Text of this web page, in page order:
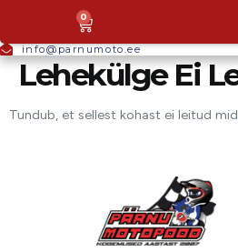
info@parnumoto.ee
0
Lehekülge Ei
Tundub, et sellest kohast ei leitud